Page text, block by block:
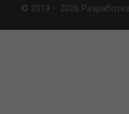
© 2019 – 2026